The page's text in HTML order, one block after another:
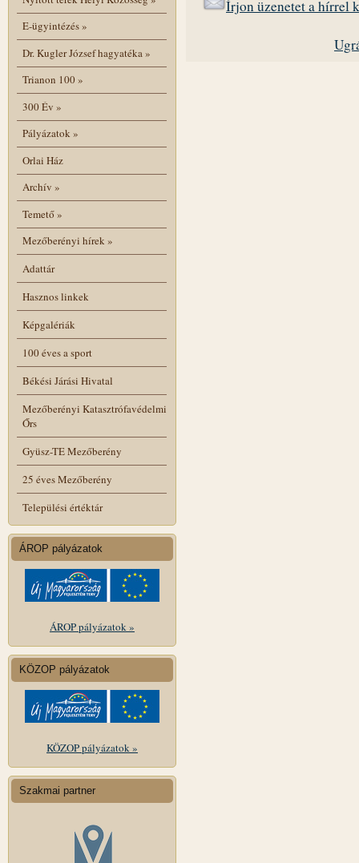
E-ügyintézés»
Dr. Kugler József hagyatéka»
Trianon 100»
300 Év »
Pályázatok»
Orlai Ház
Archív »
Temető»
Mezőberényi hírek»
Adattár
Hasznos linkek
Képgalériák
100 éves a sport
Békési Járási Hivatal
Mezőberényi Katasztrófavédelmi
Őrs
Gyüsz-TE Mezőberény
25 éves Mezőberény
Települési értéktár
ÁROP pályázatok
ÁROP pályázatok »
KÖZOP pályázatok
KÖZOP pályázatok »
Szakmai partner
Írjon üzenetet a hírrel